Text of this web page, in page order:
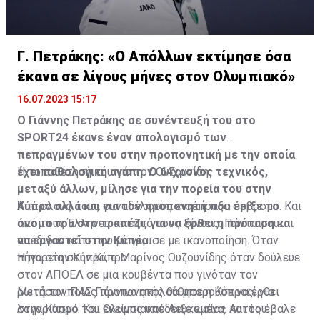
Γ. Πετράκης: «Ο Απόλλων εκτίμησε όσα
έκανα σε λίγους μήνες στον Ολυμπιακό»
16.07.2023 15:17
Ο Γιάννης Πετράκης σε συνέντευξή του στο
SPORT24 έκανε έναν απολογισμό των
πεπραγμένων του στην προπονητική με την οποία
έχει παθολογική αγάπη. Ο 64χρονος τεχνικός,
μεταξύ άλλων, μίλησε για την πορεία του στην
Κύπρο αλλά και για τον προπονητή που έριξε το
όνομα του στο τραπέζι, για να έρθει η πρόταση και
να εργαστεί στην Κύπρο.
Η τοποθέτησή του για τον Ουζουνίδη:
Από όλους τους συναδέλφους εισέπραξα σεβασμό. Και
από τους Έλληνες και από τους ξένους. Πάντα μου
απέδιδαν κάτι που με γέμισε με ικανοποίηση. Όταν
πήγα στην Κύπρο, ο Μαρίνος Ουζουνίδης όταν δούλευε
στον ΑΠΟΕΛ σε μια κουβέντα που γινόταν τον
ρωτήσαν ποιος προπονητής θα μπορούσε να έρθει
στην Κύπρο. Και εκείνος υπέδειξε εμένα. Αυτός έβαλε
Η πορεία στην Κύπρο
Μετά τον ΠΑΣ Γιάννινα ακολούθησε η Κύπρος, για
λογαριασμό του Ολυμπιακού Λευκωσίας και του